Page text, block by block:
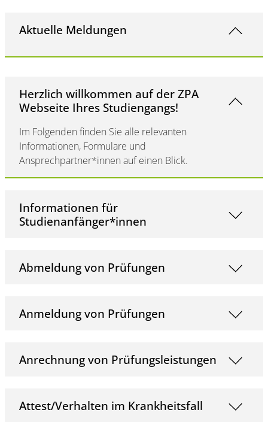
Aktuelle Meldungen
Herzlich willkommen auf der ZPA
Webseite Ihres Studiengangs!
Im Folgenden finden Sie alle relevanten
Informationen, Formulare und
Ansprechpartner*innen auf einen Blick.
Informationen für
Studienanfänger*innen
Abmeldung von Prüfungen
Anmeldung von Prüfungen
Anrechnung von Prüfungsleistungen
Attest/Verhalten im Krankheitsfall